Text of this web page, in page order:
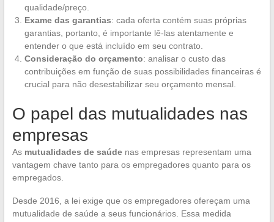
qualidade/preço.
Exame das garantias: cada oferta contém suas próprias
garantias, portanto, é importante lê-las atentamente e
entender o que está incluído em seu contrato.
Consideração do orçamento: analisar o custo das
contribuições em função de suas possibilidades financeiras é
crucial para não desestabilizar seu orçamento mensal.
O papel das mutualidades nas
empresas
As mutualidades de saúdenas empresas representam uma
vantagem chave tanto para os empregadores quanto para os
empregados.
Desde 2016, a lei exige que os empregadores ofereçam uma
mutualidade de saúde a seus funcionários. Essa medida